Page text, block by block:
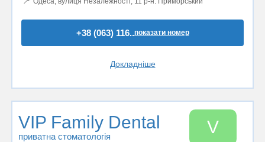
+38 (063) 116..показати номер
Докладніше
VIP Family Dental
приватна стоматологія V